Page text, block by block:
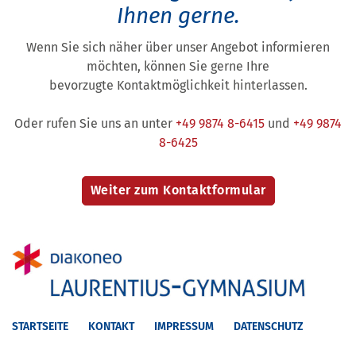
Ihnen gerne.
Wenn Sie sich näher über unser Angebot informieren
möchten, können Sie gerne Ihre
bevorzugte Kontaktmöglichkeit hinterlassen.
Oder rufen Sie uns an unter +49 9874 8-6415 und +49 9874
8-6425
STARTSEITE KONTAKT IMPRESSUM DATENSCHUTZ